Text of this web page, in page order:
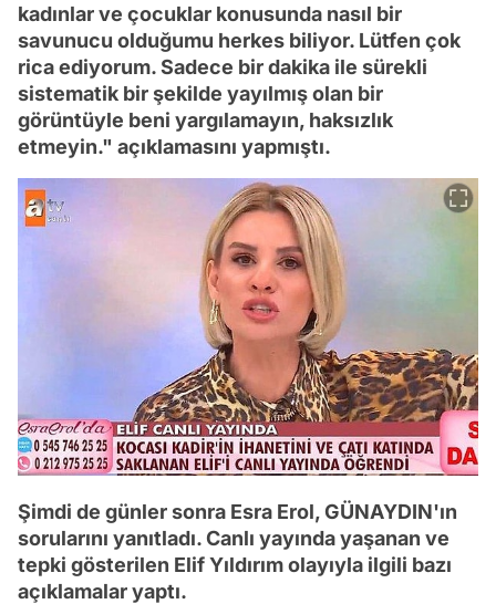
kadınlar ve çocuklar konusunda nasıl bir
savunucu olduğumu herkes biliyor. Lütfen çok
rica ediyorum. Sadece bir dakika ile sürekli
sistematik bir şekilde yayılmış olan bir
görüntüyle beni yargılamayın, haksızlık
etmeyin." açıklamasını yapmıştı.
Şimdi de günler sonra Esra Erol, GÜNAYDIN'ın
sorularını yanıtladı. Canlı yayında yaşanan ve
tepki gösterilen Elif Yıldırım olayıyla ilgili bazı
açıklamalar yaptı.